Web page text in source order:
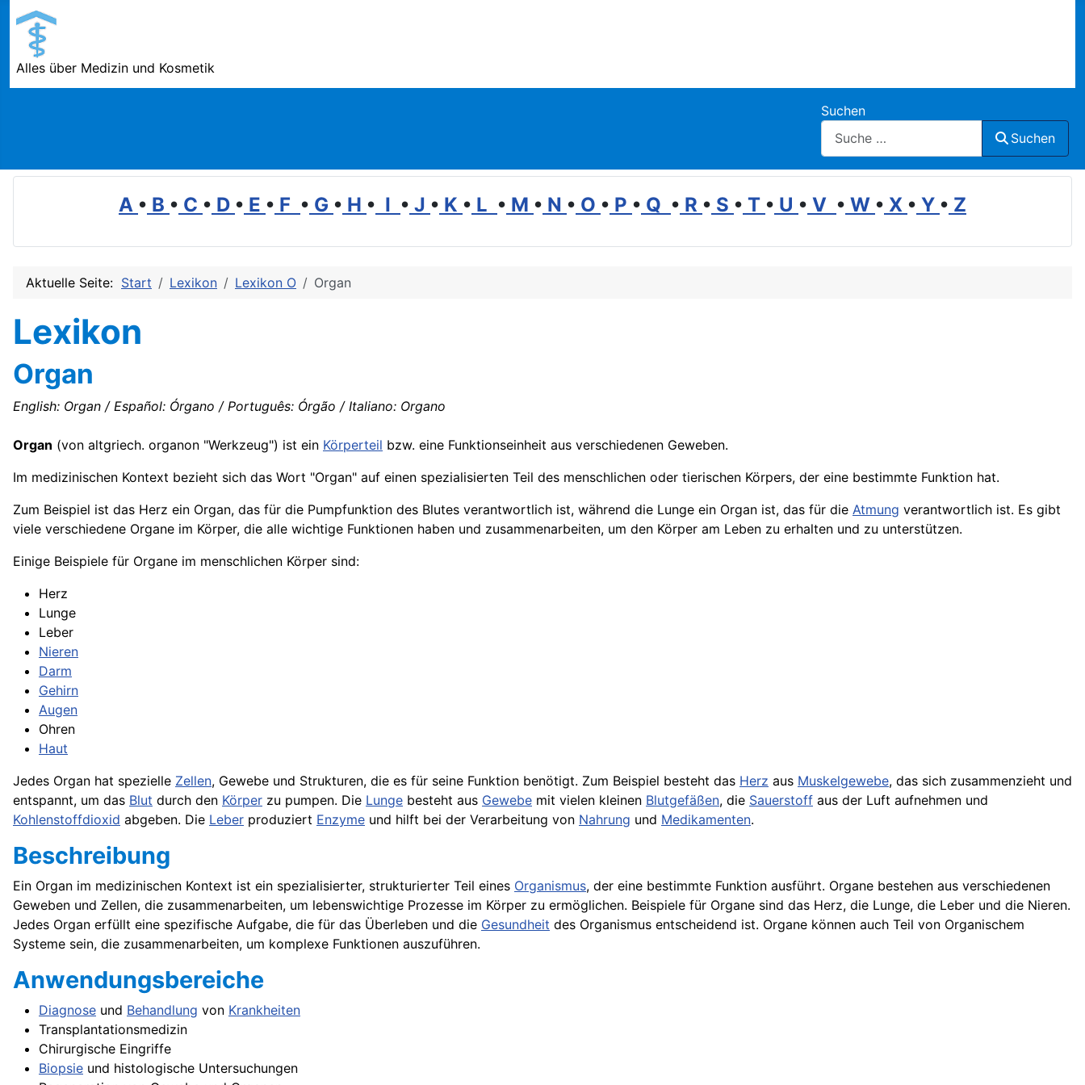
Alles über Medizin und Kosmetik
Suchen
Suchen
A • B • C • D • E • F • G • H • I • J • K • L • M • N • O • P • Q • R • S • T • U • V • W • X • Y • Z
Aktuelle Seite: Start Lexikon Lexikon O Organ
Lexikon
Organ
English: Organ / Español: Órgano / Português: Órgão / Italiano: Organo
Organ (von altgriech. organon "Werkzeug") ist ein Körperteil bzw. eine Funktionseinheit aus verschiedenen Geweben.
Im medizinischen Kontext bezieht sich das Wort "Organ" auf einen spezialisierten Teil des menschlichen oder tierischen Körpers, der eine bestimmte Funktion hat.
Zum Beispiel ist das Herz ein Organ, das für die Pumpfunktion des Blutes verantwortlich ist, während die Lunge ein Organ ist, das für die Atmung verantwortlich ist. Es gibt
viele verschiedene Organe im Körper, die alle wichtige Funktionen haben und zusammenarbeiten, um den Körper am Leben zu erhalten und zu unterstützen.
Einige Beispiele für Organe im menschlichen Körper sind:
Herz
Lunge
Leber
Nieren
Darm
Gehirn
Augen
Ohren
Haut
Jedes Organ hat spezielle Zellen, Gewebe und Strukturen, die es für seine Funktion benötigt. Zum Beispiel besteht das Herz aus Muskelgewebe, das sich zusammenzieht und
entspannt, um das Blut durch den Körper zu pumpen. Die Lunge besteht aus Gewebe mit vielen kleinen Blutgefäßen, die Sauerstoff aus der Luft aufnehmen und
Kohlenstoffdioxid abgeben. Die Leber produziert Enzyme und hilft bei der Verarbeitung von Nahrung und Medikamenten.
Beschreibung
Ein Organ im medizinischen Kontext ist ein spezialisierter, strukturierter Teil eines Organismus, der eine bestimmte Funktion ausführt. Organe bestehen aus verschiedenen
Geweben und Zellen, die zusammenarbeiten, um lebenswichtige Prozesse im Körper zu ermöglichen. Beispiele für Organe sind das Herz, die Lunge, die Leber und die Nieren.
Jedes Organ erfüllt eine spezifische Aufgabe, die für das Überleben und die Gesundheit des Organismus entscheidend ist. Organe können auch Teil von Organischem
Systeme sein, die zusammenarbeiten, um komplexe Funktionen auszuführen.
Anwendungsbereiche
Diagnose und Behandlung von Krankheiten
Transplantationsmedizin
Chirurgische Eingriffe
Biopsie und histologische Untersuchungen